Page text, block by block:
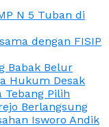
N 5 Tuban di
dengan FISIP
Babak Belur
Hukum Desak
Tebang Pilih
Berlangsung
Isworo Andik